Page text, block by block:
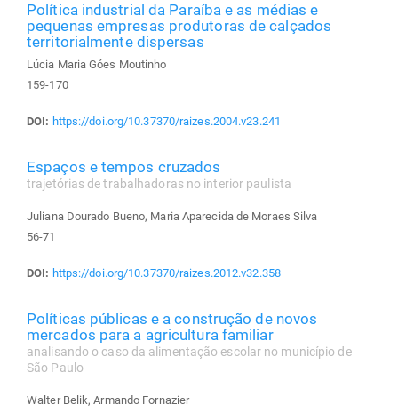
Política industrial da Paraíba e as médias e
pequenas empresas produtoras de calçados
territorialmente dispersas
Lúcia Maria Góes Moutinho
159-170
DOI: https://doi.org/10.37370/raizes.2004.v23.241
Espaços e tempos cruzados
trajetórias de trabalhadoras no interior paulista
Juliana Dourado Bueno, Maria Aparecida de Moraes Silva
56-71
DOI: https://doi.org/10.37370/raizes.2012.v32.358
Políticas públicas e a construção de novos
mercados para a agricultura familiar
analisando o caso da alimentação escolar no município de
São Paulo
Walter Belik, Armando Fornazier